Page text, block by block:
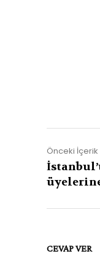
Önceki İçerik
CEVAP VER